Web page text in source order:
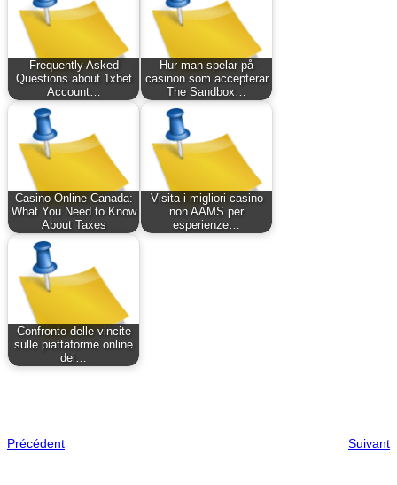
Frequently Asked
Questions about 1xbet
Account…
Hur man spelar på
casinon som accepterar
The Sandbox…
Casino Online Canada:
What You Need to Know
About Taxes
Visita i migliori casino
non AAMS per
esperienze…
Confronto delle vincite
sulle piattaforme online
dei…
Précédent Suivant